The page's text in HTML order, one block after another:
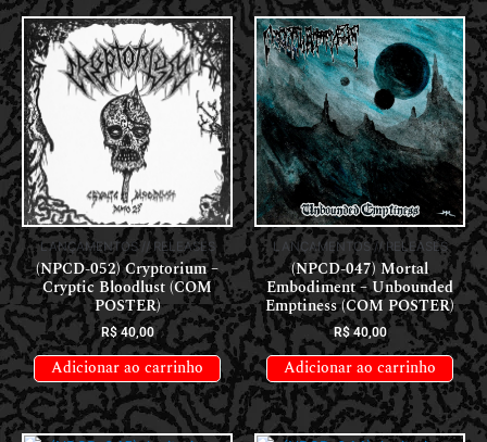
LANÇAMENTOS // RELEASES
(NPCD-052) Cryptorium –
Cryptic Bloodlust (COM
POSTER)
R$40,00
Adicionar ao carrinho
LANÇAMENTOS // RELEASES
(NPCD-047) Mortal
Embodiment – Unbounded
Emptiness (COM POSTER)
R$40,00
Adicionar ao carrinho
LANÇAMENTOS // RELEASES
(NPCD-045) Jupiterian –
Aphotic (Com Poster Gigante)
R$50,00
LANÇAMENTOS // RELEASES
(NPCD-044) Jupiterian –
Terraforming (Com Poster
Gigante)